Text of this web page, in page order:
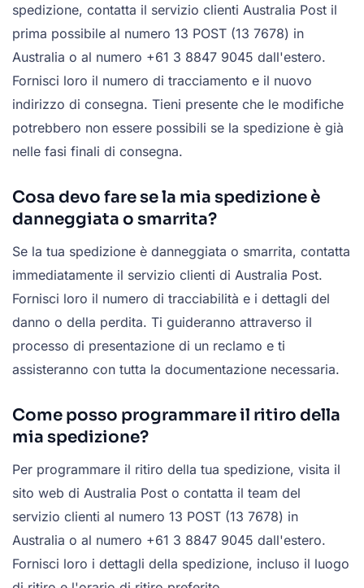
spedizione, contatta il servizio clienti Australia Post il
prima possibile al numero 13 POST (13 7678) in
Australia o al numero +61 3 8847 9045 dall'estero.
Fornisci loro il numero di tracciamento e il nuovo
indirizzo di consegna. Tieni presente che le modifiche
potrebbero non essere possibili se la spedizione è già
nelle fasi finali di consegna.
Cosa devo fare se la mia spedizione è
danneggiata o smarrita?
Se la tua spedizione è danneggiata o smarrita, contatta
immediatamente il servizio clienti di Australia Post.
Fornisci loro il numero di tracciabilità e i dettagli del
danno o della perdita. Ti guideranno attraverso il
processo di presentazione di un reclamo e ti
assisteranno con tutta la documentazione necessaria.
Come posso programmare il ritiro della
mia spedizione?
Per programmare il ritiro della tua spedizione, visita il
sito web di Australia Post o contatta il team del
servizio clienti al numero 13 POST (13 7678) in
Australia o al numero +61 3 8847 9045 dall'estero.
Fornisci loro i dettagli della spedizione, incluso il luogo